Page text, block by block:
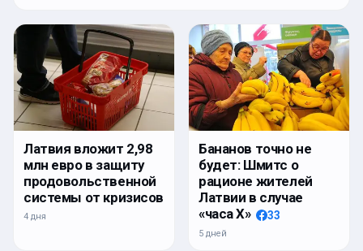
Латвия вложит 2,98
млн евро в защиту
продовольственной
системы от кризисов
4 дня
Бананов точно не
будет: Шмитс о
рационе жителей
Латвии в случае
«часа Х»
33
5 дней